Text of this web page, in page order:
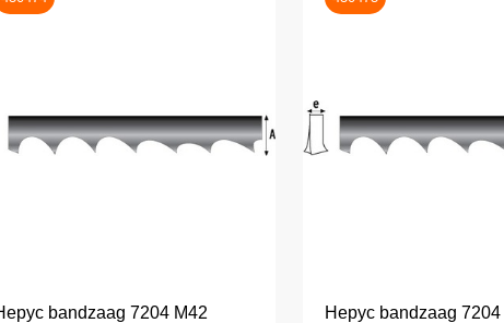
bandzaag 7204 M42
Hepyc bandzaag